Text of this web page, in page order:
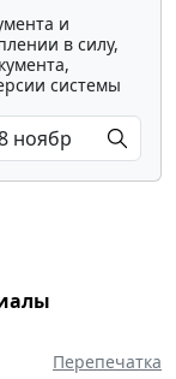
и
в силу,
системы
Перепечатка